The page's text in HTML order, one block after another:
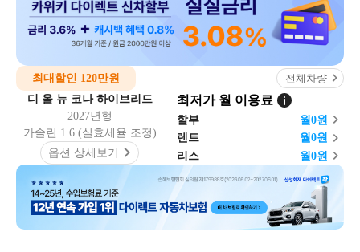
최대할인 120만원
전체차량
디 올 뉴 코나 하이브리드
2027년형
가솔린 1.6 (실효세율 조정)
옵션 상세보기
최저가 월 이용료
할부 월 0원
렌트
월0원
리스
월 0원